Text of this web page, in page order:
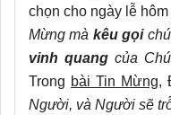
chọn cho ngày lễ hôm
Mừng mà kêu gọi
vinh quang của
Trong bài Tin Mừng,
Người, và Người sẽ